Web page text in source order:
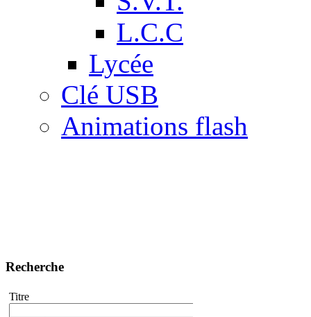
L.C.C
Lycée
Clé USB
Animations flash
Recherche
Titre